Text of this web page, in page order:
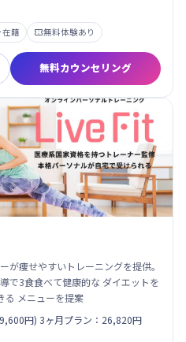
籍 無料体験あり
無料カウンセリング
が痩せやすいトレーニングを提供。
で3食食べて健康的な ダイエットを
る メニューを提案
円) 3ヶ月プラン：26,820円